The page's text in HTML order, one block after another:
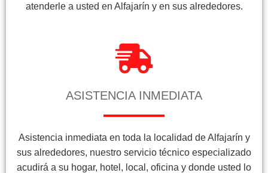
atenderle a usted en Alfajarín y en sus alrededores.
ASISTENCIA INMEDIATA
Asistencia inmediata en toda la localidad de Alfajarín y
sus alrededores, nuestro servicio técnico especializado
acudirá a su hogar, hotel, local, oficina y donde usted lo